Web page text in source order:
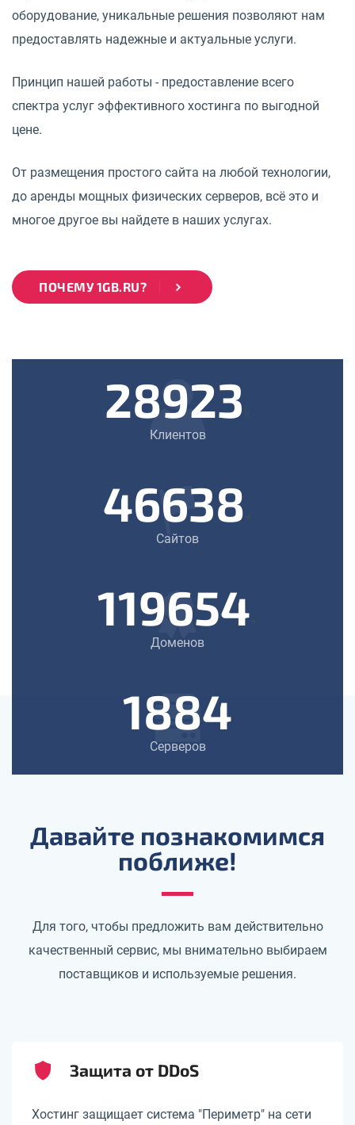
оборудование, уникальные решения позволяют нам
предоставлять надежные и актуальные услуги.
Принцип нашей работы - предоставление всего
спектра услуг эффективного хостинга по выгодной
цене.
От размещения простого сайта на любой технологии,
до аренды мощных физических серверов, всё это и
многое другое вы найдете в наших услугах.
ПОЧЕМУ 1GB.RU?
28923
Клиентов
46638
Сайтов
119654
Доменов
1884
Серверов
Давайте познакомимся
поближе!
Для того, чтобы предложить вам действительно
качественный сервис, мы внимательно выбираем
поставщиков и используемые решения.
Защита от DDoS
Хостинг защищает система "Периметр" на сети